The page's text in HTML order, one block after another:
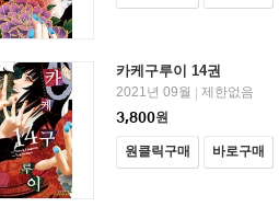
카케구루이 14권
2021년 09월 | 제한없음
3,800원
원클릭구매 바로구매